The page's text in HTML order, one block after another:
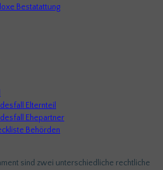
Bestatattung
Elternteil
Ehepartner
Behörden
sind zwei unterschiedliche rechtliche